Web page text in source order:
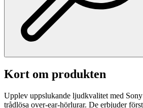
Kort om produkten
Upplev uppslukande ljudkvalitet med
trådlösa over-ear-hörlurar. De erbjuder